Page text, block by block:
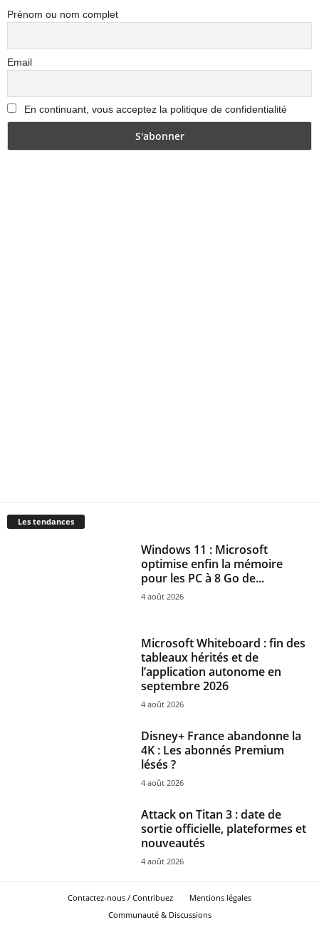
Prénom ou nom complet
Email
En continuant, vous acceptez la politique de confidentialité
Les tendances
Windows 11 : Microsoft
optimise enfin la mémoire
pour les PC à 8 Go de...
4 août 2026
Microsoft Whiteboard : fin des
tableaux hérités et de
l’application autonome en
septembre 2026
4 août 2026
Disney+ France abandonne la
4K : Les abonnés Premium
lésés ?
4 août 2026
Attack on Titan 3 : date de
sortie officielle, plateformes et
nouveautés
4 août 2026
Contactez-nous / Contribuez
Mentions légales
Communauté & Discussions